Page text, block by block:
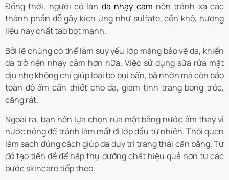
Đồng thời, người có làn da nhạy cảm nên tránh xa các
thành phần dễ gây kích ứng như sulfate, cồn khô, hương
liệu hay chất tạo bọt mạnh.
Bởi lẽ chúng có thể làm suy yếu lớp màng bảo vệ da, khiến
da trở nên nhạy cảm hơn nữa. Việc sử dụng sữa rửa mặt
dịu nhẹ không chỉ giúp loại bỏ bụi bẩn, bã nhờn mà còn bảo
toàn độ ẩm cần thiết cho da, giảm tình trạng bong tróc,
căng rát.
Ngoài ra, bạn nên lựa chọn rửa mặt bằng nước ấm thay vì
nước nóng để tránh làm mất đi lớp dầu tự nhiên. Thói quen
làm sạch đúng cách giúp da duy trì trạng thái cân bằng. Từ
đó tạo tiền đề để hấp thụ dưỡng chất hiệu quả hơn từ các
bước skincare tiếp theo.